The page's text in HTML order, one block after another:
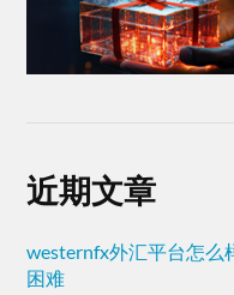
近期文章
westernfx外汇平台怎么
困难